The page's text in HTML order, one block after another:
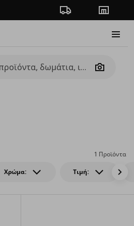
Πορεία παραγγελίας
Camera
Χρώμα: Τιμή:
1 Προϊόντα